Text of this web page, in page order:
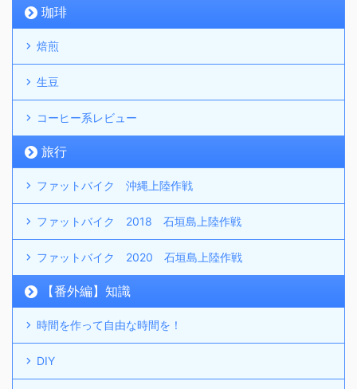
珈琲
焙煎
生豆
コーヒー系レビュー
旅行
ファットバイク 沖縄上陸作戦
ファットバイク 2018 石垣島上陸作戦
ファットバイク 2020 石垣島上陸作戦
【番外編】知識
時間を作って自由な時間を！
DIY